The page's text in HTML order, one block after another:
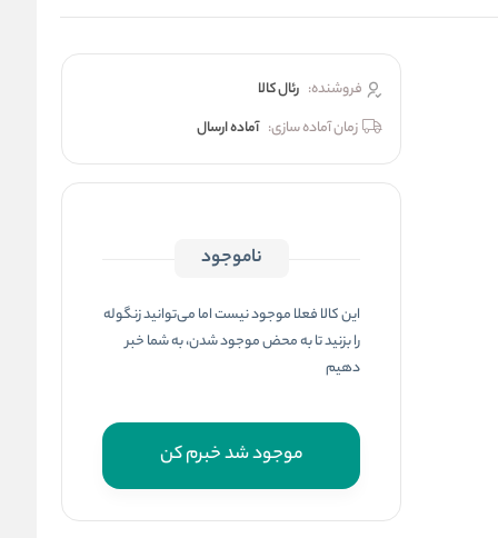
فروشنده: رئال كالا
زمان آماده سازی: آماده ارسال
ناموجود
این کالا فعلا موجود نیست اما می‌توانید زنگوله
را بزنید تا به محض موجود شدن، به شما خبر
دهیم
موجود شد خبرم کن